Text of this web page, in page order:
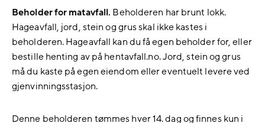
Beholder for matavfall. Beholderen har brunt lokk.
Hageavfall, jord, stein og grus skal ikke kastes i
beholderen. Hageavfall kan du få egen beholder for, eller
bestille henting av på hentavfall.no. Jord, stein og grus
må du kaste på egen eiendom eller eventuelt levere ved
gjenvinningsstasjon.
Denne beholderen tømmes hver 14. dag og finnes kun i